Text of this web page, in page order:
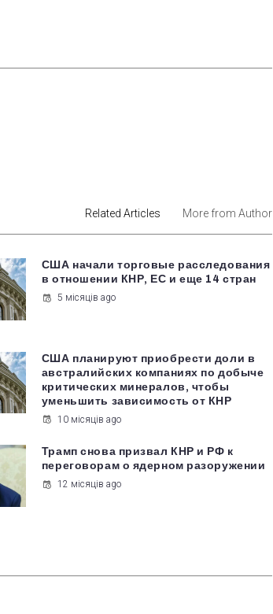
Related Articles More from Author
США начали торговые расследования
в отношении КНР, ЕС и еще 14 стран
5 місяців ago
США планируют приобрести доли в
австралийских компаниях по добыче
критических минералов, чтобы
уменьшить зависимость от КНР
10 місяців ago
Трамп снова призвал КНР и РФ к
переговорам о ядерном разоружении
12 місяців ago